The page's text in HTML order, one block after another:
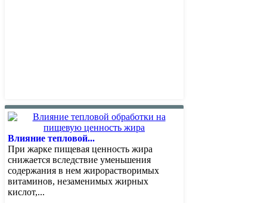
Влияние тепловой...
При жарке пищевая ценность жира
снижается вследствие уменьшения
содержания в нем жирорастворимых
витаминов, незаменимых жирных
кислот,...